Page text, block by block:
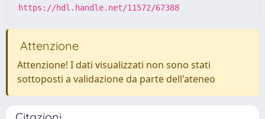
https://hdl.handle.net/11572/67388
Attenzione
Attenzione! I dati visualizzati non sono stati
sottoposti a validazione da parte dell'ateneo